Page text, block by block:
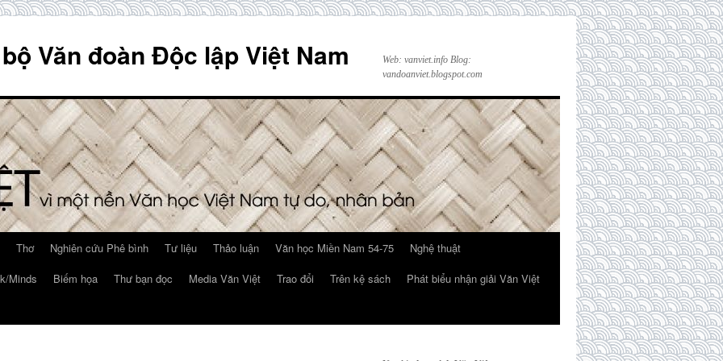
Văn đoàn Độc lập Việt Nam
Web: vanviet.info Blog:
vandoanviet.blogspot.com
Thơ Nghiên cứu Phê bình Tư liệu Thảo luận Văn học Miền Nam 54-75
Nghệ thuật
Minds Biếm họa Thư bạn đọc Media Văn Việt Trao đổi Trên kệ sách
Phát biểu nhận giải Văn Việt